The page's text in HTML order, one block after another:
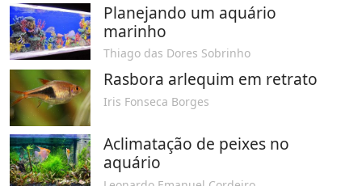
Planejando um aquário
marinho
Thiago das Dores Sobrinho
Rasbora arlequim em retrato
Iris Fonseca Borges
Aclimatação de peixes no
aquário